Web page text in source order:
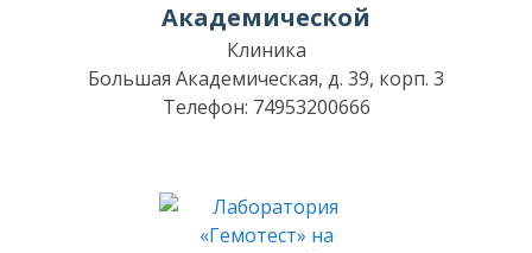
Академической
Клиника
Большая Академическая, д. 39, корп. 3
Телефон: 74953200666